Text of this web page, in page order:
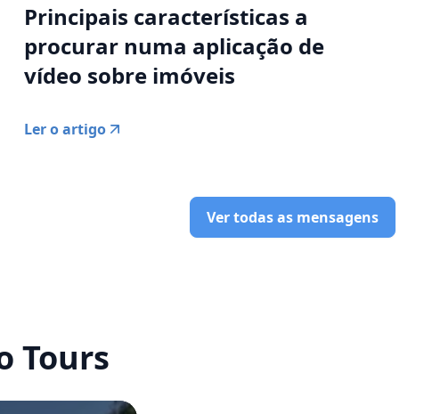
Principais características a
procurar numa aplicação de
vídeo sobre imóveis
Ler o artigo
Ver todas as mensagens
Tours